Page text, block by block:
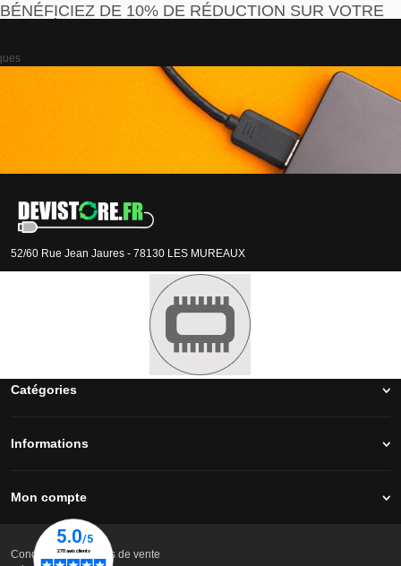
BÉNÉFICIEZ DE 10% DE RÉDUCTION SUR VOTRE
J'accepte que les informations saisies soient exploitées par la société Devistore à
52/60 Rue Jean Jaures - 78130 LES MUREAUX
Catégories
Informations
Mon compte
Conditions générales de vente